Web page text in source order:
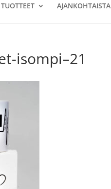
TUOTTEET AJANKOHTAISTA
isompi–21